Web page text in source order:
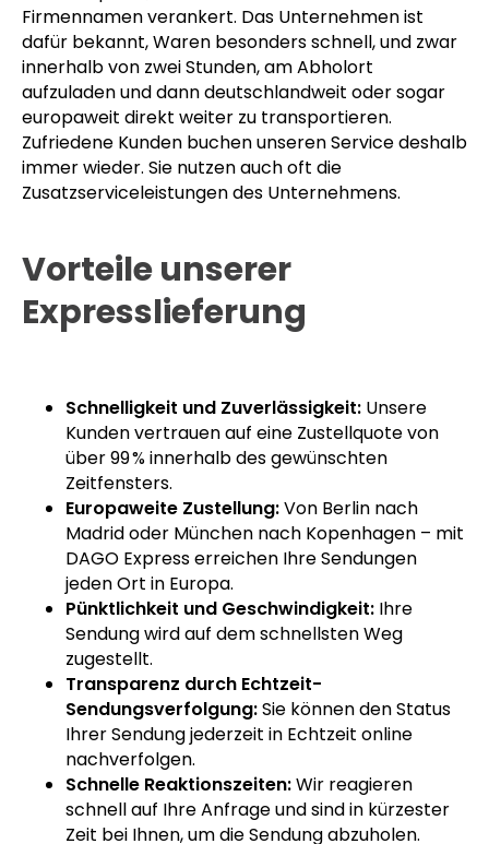
Firmennamen verankert. Das Unternehmen ist
dafür bekannt, Waren besonders schnell, und zwar
innerhalb von zwei Stunden, am Abholort
aufzuladen und dann deutschlandweit oder sogar
europaweit direkt weiter zu transportieren.
Zufriedene Kunden buchen unseren Service deshalb
immer wieder. Sie nutzen auch oft die
Zusatzserviceleistungen des Unternehmens.
Vorteile unserer
Expresslieferung
Schnelligkeit und Zuverlässigkeit: Unsere
Kunden vertrauen auf eine Zustellquote von
über 99 % innerhalb des gewünschten
Zeitfensters.
Europaweite Zustellung:Von Berlin nach
Madrid oder München nach Kopenhagen – mit
DAGO Express erreichen Ihre Sendungen
jeden Ort in Europa.
Pünktlichkeit und Geschwindigkeit: Ihre
Sendung wird auf dem schnellsten Weg
zugestellt.
Transparenz durch Echtzeit-
Sendungsverfolgung:Sie können den Status
Ihrer Sendung jederzeit in Echtzeit online
nachverfolgen.
Schnelle Reaktionszeiten:Wir reagieren
schnell auf Ihre Anfrage und sind in kürzester
Zeit bei Ihnen, um die Sendung abzuholen.